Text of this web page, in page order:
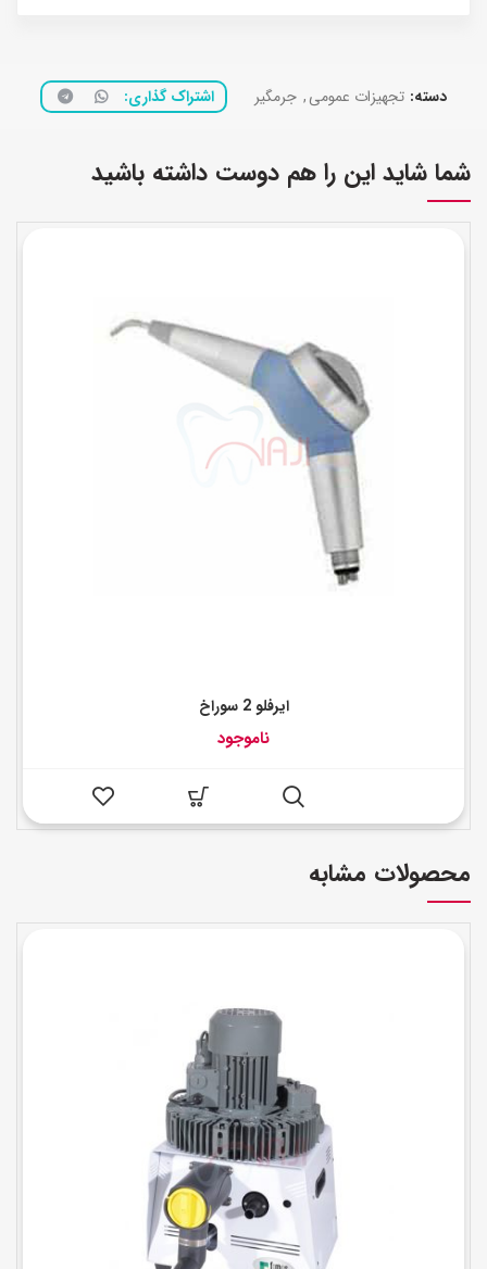
دسته: تجهیزات عمومی, جرمگیر اشتراک گذاری
شما شاید این را هم دوست داشته باشید
ایرفلو 2 سوراخ
ناموجود
محصولات مشابه